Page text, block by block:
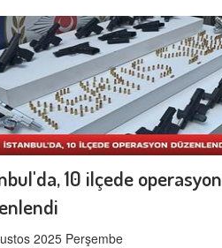
10 ilçede operasyon
2025 Perşembe